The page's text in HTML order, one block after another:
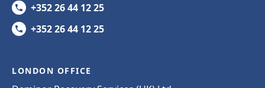
+352 26 44 12 25
+352 26 44 12 25
LONDON OFFICE